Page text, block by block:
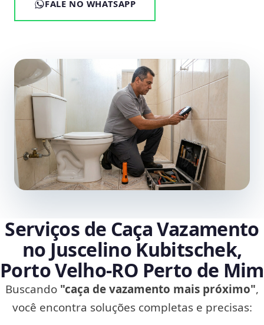
FALE NO WHATSAPP
Serviços de Caça Vazamento
no Juscelino Kubitschek,
Porto Velho‑RO Perto de Mim
Buscando "caça de vazamento mais próximo",
você encontra soluções completas e precisas: